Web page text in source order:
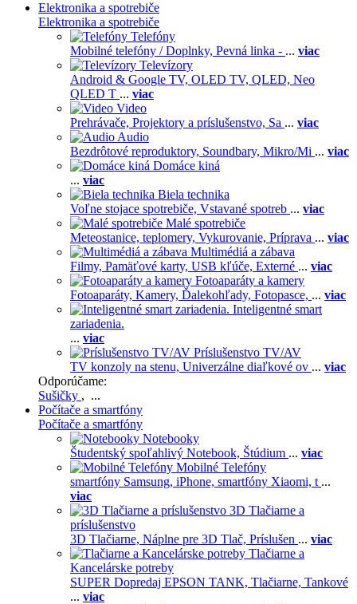
Elektronika a spotrebiče
Elektronika a spotrebiče
Telefóny
Mobilné telefóny / Doplnky, Pevná linka - ... viac
Televízory
Android & Google TV, OLED TV, QLED, Neo
QLED T ... viac
Video
Prehrávače, Projektory a príslušenstvo, Sa ... viac
Audio
Bezdrôtové reproduktory, Soundbary, Mikro/Mi ... viac
Domáce kiná
... viac
Biela technika
Voľne stojace spotrebiče, Vstavané spotreb ... viac
Malé spotrebiče
Meteostanice, teplomery, Vykurovanie, Príprava ... viac
Multimédiá a zábava
Filmy, Pamäťové karty, USB kľúče, Externé ... viac
Fotoaparáty a kamery
Fotoaparáty, Kamery, Ďalekohľady, Fotopasce, ... viac
Inteligentné smart
zariadenia.
... viac
Príslušenstvo TV/AV
TV konzoly na stenu, Univerzálne diaľkové ov ... viac
Odporúčame:
Sušičky , ...
Počítače a smartfóny
Počítače a smartfóny
Notebooky
Študentský spoľahlivý Notebook, Štúdium ... viac
Mobilné Telefóny
smartfóny Samsung, iPhone, smartfóny Xiaomi, t ...
viac
3D Tlačiarne a
príslušenstvo
3D Tlačiarne, Náplne pre 3D Tlač, Príslušen ... viac
Tlačiarne a
Kancelárske potreby
SUPER Dopredaj EPSON TANK, Tlačiarne, Tankové
... viac